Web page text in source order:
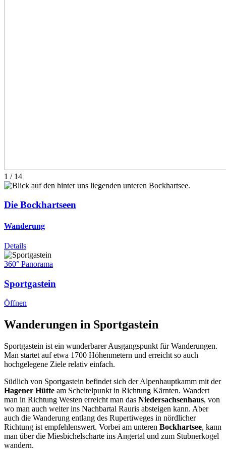
1 / 14
Die Bockhartseen
Wanderung
Details
360° Panorama
Sportgastein
Öffnen
Wanderungen in Sportgastein
Sportgastein ist ein wunderbarer Ausgangspunkt für Wanderungen.
Man startet auf etwa 1700 Höhenmetern und erreicht so auch
hochgelegene Ziele relativ einfach.
Südlich von Sportgastein befindet sich der Alpenhauptkamm mit der
Hagener Hütte am Scheitelpunkt in Richtung Kärnten. Wandert
man in Richtung Westen erreicht man das Niedersachsenhaus, von
wo man auch weiter ins Nachbartal Rauris absteigen kann. Aber
auch die Wanderung entlang des Rupertiweges in nördlicher
Richtung ist empfehlenswert. Vorbei am unteren Bockhartsee, kann
man über die Miesbichelscharte ins Angertal und zum Stubnerkogel
wandern.